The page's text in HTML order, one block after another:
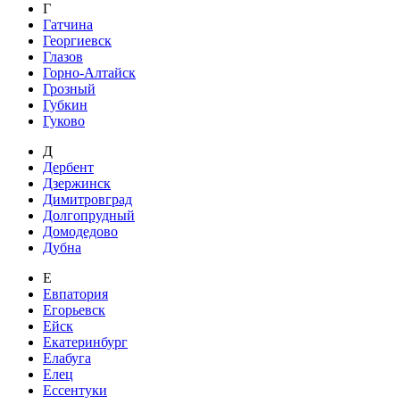
Г
Гатчина
Георгиевск
Глазов
Горно-Алтайск
Грозный
Губкин
Гуково
Д
Дербент
Дзержинск
Димитровград
Долгопрудный
Домодедово
Дубна
Е
Евпатория
Егорьевск
Ейск
Екатеринбург
Елабуга
Елец
Ессентуки